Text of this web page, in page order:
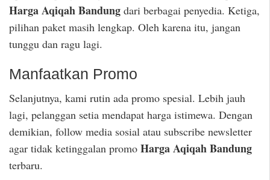
Harga Aqiqah Bandung dari berbagai penyedia. Ketiga,
pilihan paket masih lengkap. Oleh karena itu, jangan
tunggu dan ragu lagi.
Manfaatkan Promo
Selanjutnya, kami rutin ada promo spesial. Lebih jauh
lagi, pelanggan setia mendapat harga istimewa. Dengan
demikian, follow media sosial atau subscribe newsletter
agar tidak ketinggalan promo Harga Aqiqah Bandung
terbaru.